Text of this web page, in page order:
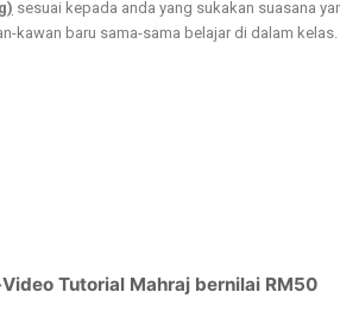
sesuai kepada anda yang sukakan suasana
kawan baru sama-sama belajar di dalam kelas.
Tutorial Mahraj bernilai RM50